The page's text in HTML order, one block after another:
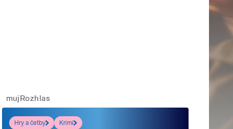
mujRozhlas
Hry a četby
Krimi